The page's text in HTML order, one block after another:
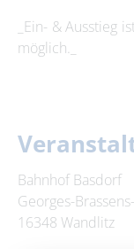
_Ein- & Ausstieg
möglich._
Bahnhof Basdorf
Georges-
16348 Wandlitz